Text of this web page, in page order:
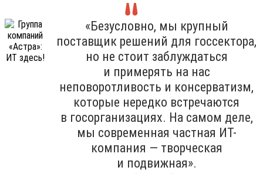
«Безусловно, мы крупный
поставщик решений для госсектора,
но не стоит заблуждаться
и примерять на нас
неповоротливость и консерватизм,
которые нередко встречаются
в госорганизациях. На самом деле,
мы современная частная ИТ-
компания — творческая
и подвижная».